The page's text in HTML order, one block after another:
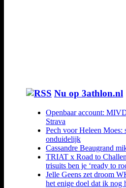
Nu op 3athlon.nl
Openbaar account:
Strava
Pech voor Heleen
onduidelijk
Cassandre Beaugrand
TRIAT x Road to
trisuits ben je ‘ready to
Jelle Geens zet droom
het enige doel dat ik nog